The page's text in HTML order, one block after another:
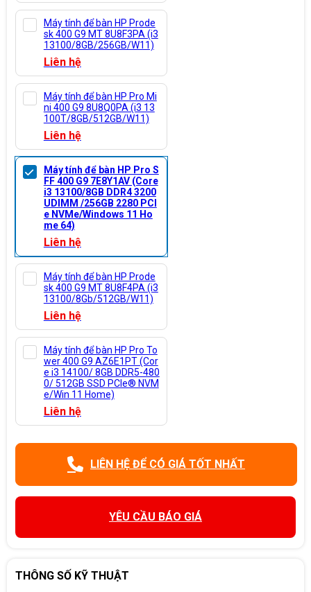
Máy tính để bàn HP Prode
sk 400 G9 MT 8U8F3PA (i3
13100/8GB/256GB/W11)
Liên hệ
Máy tính để bàn HP Pro Mi
ni 400 G9 8U8Q0PA (i3 13
100T/8GB/512GB/W11)
Liên hệ
Máy tính để bàn HP Pro S
FF 400 G9 7E8Y1AV (Core
i3 13100/8GB DDR4 3200
UDIMM /256GB 2280 PCI
e NVMe/Windows 11 Ho
me 64)
Liên hệ
Máy tính để bàn HP Prode
sk 400 G9 MT 8U8F4PA (i3
13100/8Gb/512GB/W11)
Liên hệ
Máy tính để bàn HP Pro To
wer 400 G9 AZ6E1PT (Cor
e i3 14100/ 8GB DDR5-480
0/ 512GB SSD PCIe® NVM
e/Win 11 Home)
Liên hệ
LIÊN HỆ ĐỂ CÓ GIÁ TỐT NHẤT
YÊU CẦU BÁO GIÁ
THÔNG SỐ KỸ THUẬT